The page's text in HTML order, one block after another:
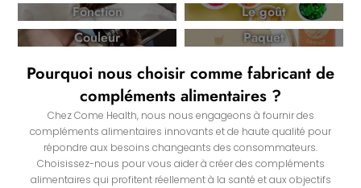
Fonction
Le goût
Couleur
Paquet
Pourquoi nous choisir comme fabricant de
compléments alimentaires ?
Chez Come Health, nous nous engageons à fournir des
compléments alimentaires innovants et de haute qualité pour
répondre aux besoins changeants des consommateurs.
Choisissez-nous pour vous aider à créer des compléments
alimentaires qui profitent réellement à la santé et aux objectifs